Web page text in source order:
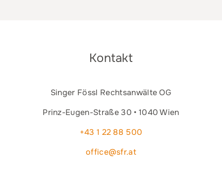
Kontakt
Singer Fössl Rechtsanwälte OG
Prinz-Eugen-Straße 30 • 1040 Wien
+43 1 22 88 500
office@sfr.at